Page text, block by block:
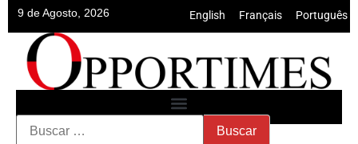
9 de Agosto, 2026 English Français Português